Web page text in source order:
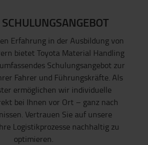
Erfahrung in der Ausbildung von
bietet Toyota Material Handling
Schulungsangebot zur
Fahrer und Führungskräfte. Als
ermöglichen wir individuelle
bei Ihnen vor Ort – ganz nach
Vertrauen Sie auf unsere
Logistikprozesse nachhaltig zu
optimieren.